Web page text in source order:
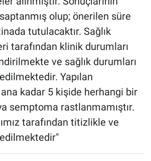
olup; önerilen süre
tutulacaktır. Sağlık
tarafından klinik durumları
ve sağlık durumları
Yapılan
kadar 5 kişide herhangi bir
semptoma rastlanmamıştır.
tarafından titizlikle ve